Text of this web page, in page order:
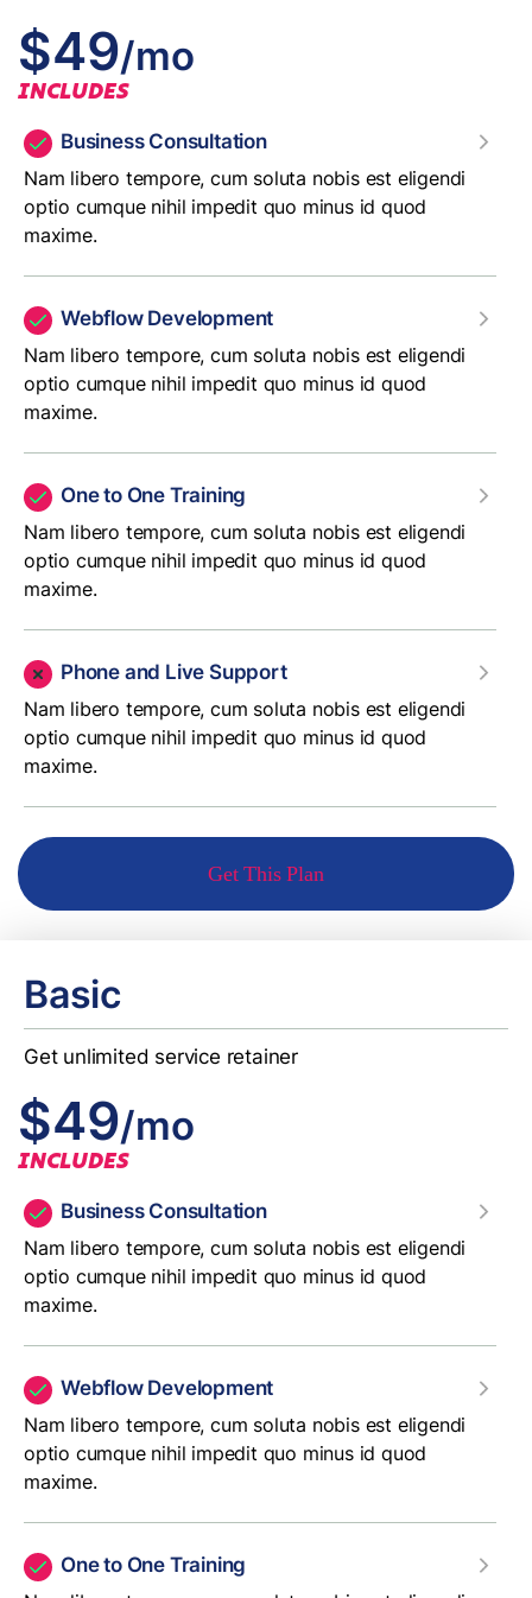
$49/mo
INCLUDES
Business Consultation
Nam libero tempore, cum soluta nobis est eligendi
optio cumque nihil impedit quo minus id quod
maxime.
Webflow Development
Nam libero tempore, cum soluta nobis est eligendi
optio cumque nihil impedit quo minus id quod
maxime.
One to One Training
Nam libero tempore, cum soluta nobis est eligendi
optio cumque nihil impedit quo minus id quod
maxime.
Phone and Live Support
Nam libero tempore, cum soluta nobis est eligendi
optio cumque nihil impedit quo minus id quod
maxime.
Get This Plan
Basic
Get unlimited service retainer
$49/mo
INCLUDES
Business Consultation
Nam libero tempore, cum soluta nobis est eligendi
optio cumque nihil impedit quo minus id quod
maxime.
Webflow Development
Nam libero tempore, cum soluta nobis est eligendi
optio cumque nihil impedit quo minus id quod
maxime.
One to One Training